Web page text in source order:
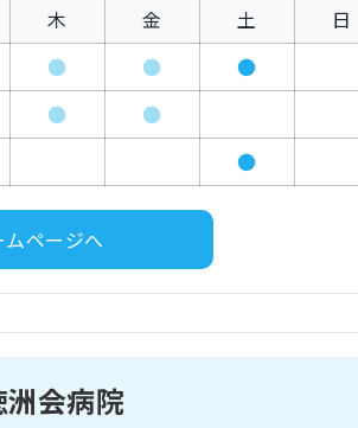
木 金 土 日
● ● ●
● ●
●
ムページへ
会病院